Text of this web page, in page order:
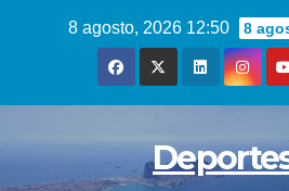
8 agosto, 2026 12:50 8